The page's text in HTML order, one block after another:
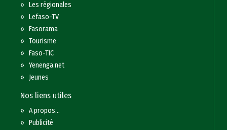
»Les régionales
»Lefaso-TV
»Fasorama
»Tourisme
»Faso-TIC
»Yenenga.net
» Jeunes
Nos liens utiles
»A propos...
»Publicité